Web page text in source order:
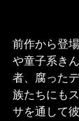
前作から登
や童子系き
者、腐った
族たちにも
サを通して